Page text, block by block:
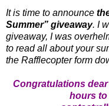
It is time to announce
Summer” giveaway. I
giveaway, I was
to read all about your
the Rafflecopter form
Congratulations
hours to